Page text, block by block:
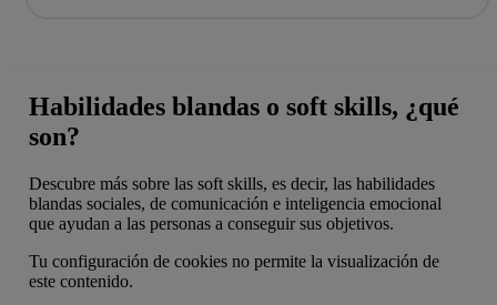
Habilidades blandas o soft skills, ¿qué
son?
Descubre más sobre las soft skills, es decir, las habilidades
blandas sociales, de comunicación e inteligencia emocional
que ayudan a las personas a conseguir sus objetivos.
Tu configuración de cookies no permite la visualización de
este contenido.